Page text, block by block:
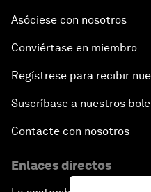
Asóciese con nosotros
Conviértase en miembro
Regístrese para recibir
Suscríbase a nuestros
Contacte con nosotros
Enlaces directos